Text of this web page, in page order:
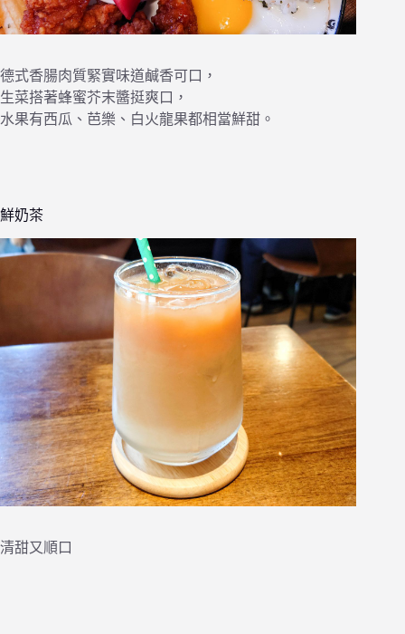
德式香腸肉質緊實味道鹹香可口，
生菜搭著蜂蜜芥末醬挺爽口，
水果有西瓜、芭樂、白火龍果都相當鮮甜。
鮮奶茶
清甜又順口